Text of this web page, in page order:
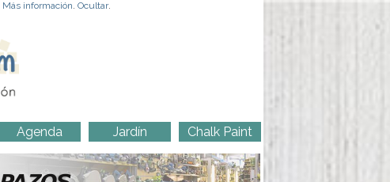
Más información. Ocultar.
Agenda Jardín Chalk Paint